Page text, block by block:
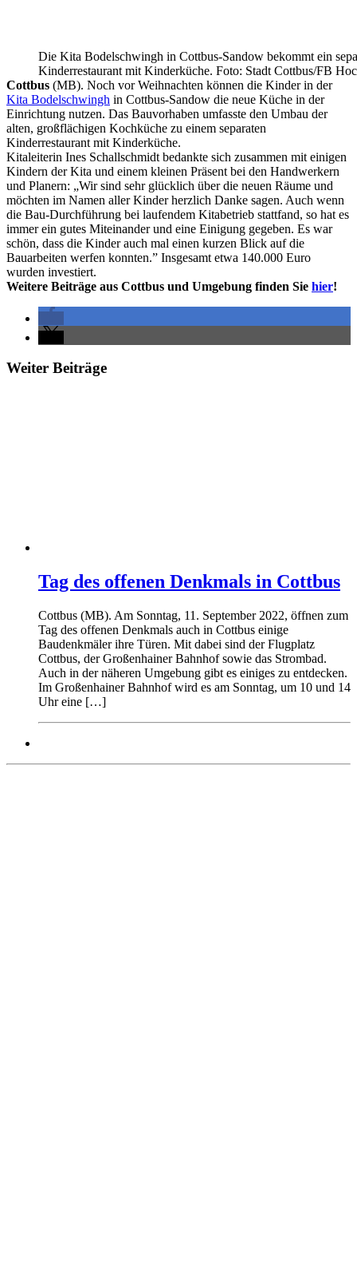
Die Kita Bodelschwingh in Cottbus-Sandow bekommt ein
Kinderrestaurant mit Kinderküche. Foto: Stadt Cottbus/FB
Cottbus (MB). Noch vor Weihnachten können die Kinder in der
Kita Bodelschwingh in Cottbus-Sandow die neue Küche in der
Einrichtung nutzen. Das Bauvorhaben umfasste den Umbau der
alten, großflächigen Kochküche zu einem separaten
Kinderrestaurant mit Kinderküche.
Kitaleiterin Ines Schallschmidt bedankte sich zusammen mit einigen
Kindern der Kita und einem kleinen Präsent bei den Handwerkern
und Planern: „Wir sind sehr glücklich über die neuen Räume und
möchten im Namen aller Kinder herzlich Danke sagen. Auch wenn
die Bau-Durchführung bei laufendem Kitabetrieb stattfand, so hat es
immer ein gutes Miteinander und eine Einigung gegeben. Es war
schön, dass die Kinder auch mal einen kurzen Blick auf die
Bauarbeiten werfen konnten.” Insgesamt etwa 140.000 Euro
wurden investiert.
Weitere Beiträge aus Cottbus und Umgebung finden Sie hier!
Weiter Beiträge
Tag des offenen Denkmals in Cottbus
Cottbus (MB). Am Sonntag, 11. September 2022, öffnen zum
Tag des offenen Denkmals auch in Cottbus einige
Baudenkmäler ihre Türen. Mit dabei sind der Flugplatz
Cottbus, der Großenhainer Bahnhof sowie das Strombad.
Auch in der näheren Umgebung gibt es einiges zu entdecken.
Im Großenhainer Bahnhof wird es am Sonntag, um 10 und 14
Uhr eine […]